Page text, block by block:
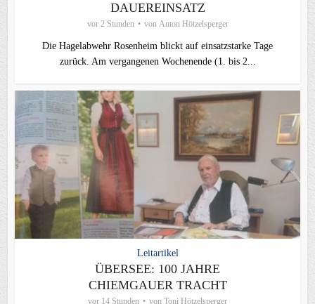
DAUEREINSATZ
vor 2 Stunden von Anton Hötzelsperger
Die Hagelabwehr Rosenheim blickt auf einsatzstarke Tage
zurück. Am vergangenen Wochenende (1. bis 2...
Leitartikel
ÜBERSEE: 100 JAHRE
CHIEMGAUER TRACHT
vor 14 Stunden von Toni Hötzelsperger